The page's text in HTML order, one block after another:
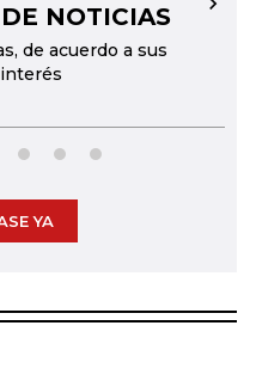
NOTICIAS
de acuerdo a sus
→
YA